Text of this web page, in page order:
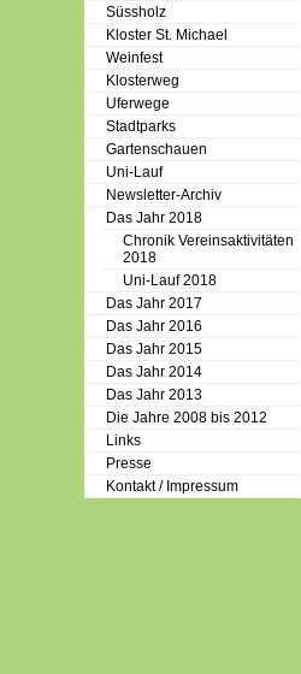
Süssholz
Kloster St. Michael
Weinfest
Klosterweg
Uferwege
Stadtparks
Gartenschauen
Uni-Lauf
Newsletter-Archiv
Das Jahr 2018
Chronik Vereinsaktivitäten
2018
Uni-Lauf 2018
Das Jahr 2017
Das Jahr 2016
Das Jahr 2015
Das Jahr 2014
Das Jahr 2013
Die Jahre 2008 bis 2012
Links
Presse
Kontakt / Impressum